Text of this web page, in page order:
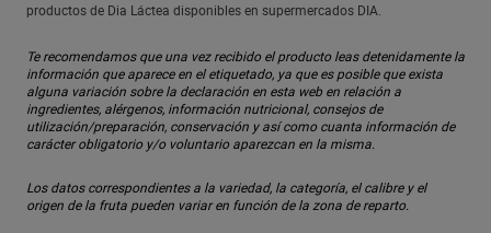
productos de Dia Láctea disponibles en supermercados DIA.
Te recomendamos que una vez recibido el producto leas detenidamente la
información que aparece en el etiquetado, ya que es posible que exista
alguna variación sobre la declaración en esta web en relación a
ingredientes, alérgenos, información nutricional, consejos de
utilización/preparación, conservación y así como cuanta información de
carácter obligatorio y/o voluntario aparezcan en la misma.
Los datos correspondientes a la variedad, la categoría, el calibre y el
origen de la fruta pueden variar en función de la zona de reparto.